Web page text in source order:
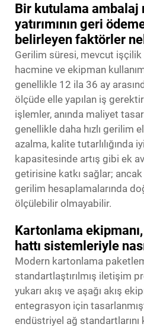
Bir kutulama ambalaj
yatırımının geri
belirleyen faktörler
Gerilim süresi, mevcut
hacmine ve ekipman
genellikle 12 ila 36 ay
ölçüde elle yapılan iş
işlemler, anında maliyet
genellikle daha hızlı gerilim
azalma, kalite tutarlılığında
kapasitesinde artış gibi ek
getirisine katkı sağlar;
gerilim hesaplamalarında
ölçülebilir olmayabilir.
Kartonlama
hattı sistemleriyle
Modern kartonlama
standartlaştırılmış iletişim
yukarı akış ve aşağı akış
entegrasyon için
endüstriyel ağ